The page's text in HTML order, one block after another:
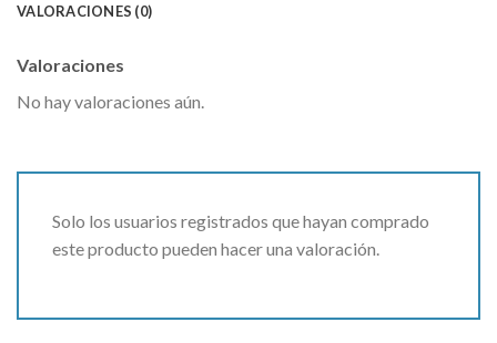
VALORACIONES (0)
Valoraciones
No hay valoraciones aún.
Solo los usuarios registrados que hayan comprado
este producto pueden hacer una valoración.